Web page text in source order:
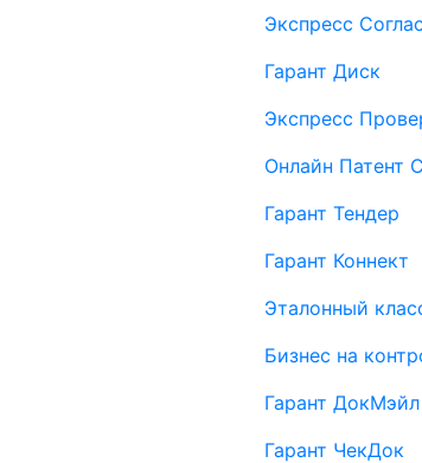
Экспресс
Гарант Диск
Экспресс
Онлайн Патент
Гарант Тендер
Гарант Коннект
Эталонный
Бизнес на
Гарант ДокМэйл
Гарант ЧекДок